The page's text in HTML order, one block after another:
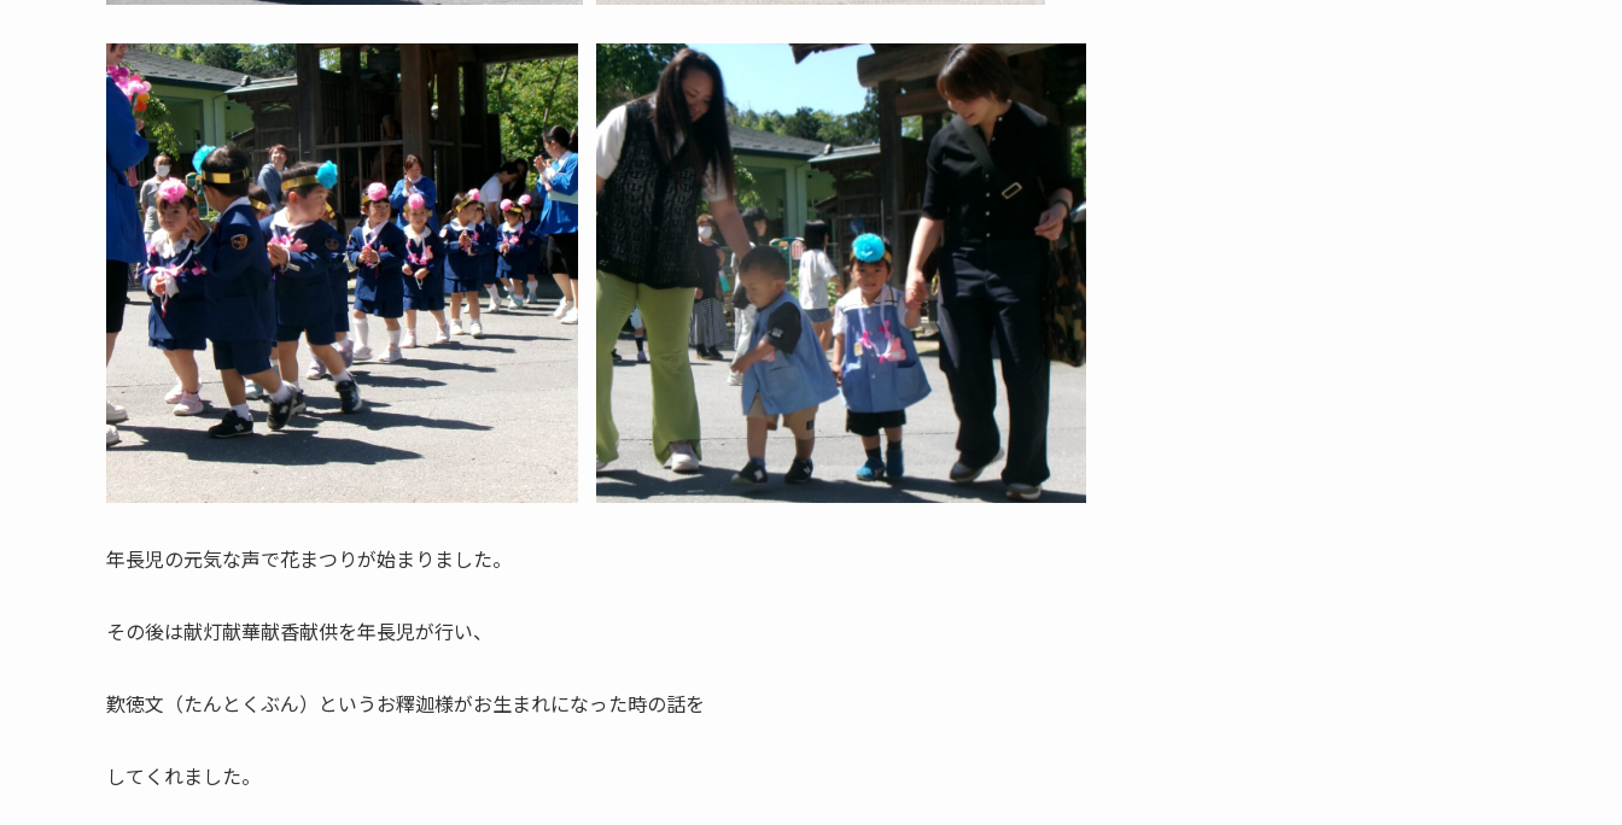
年長児の元気な声で花まつりが始まりました。
その後は献灯献華献香献供を年長児が行い、
歎徳文（たんとくぶん）というお釋迦様がお生まれになった時の話を
してくれました。